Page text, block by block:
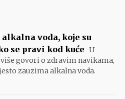
voda, koje su
se pravi kod kuće U
govori o zdravim navikama,
zauzima alkalna voda.